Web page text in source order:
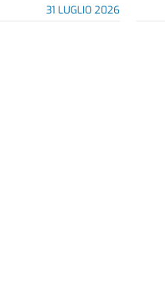
31 LUGLIO 2026